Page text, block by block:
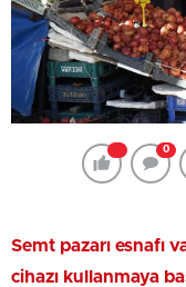
0
Semt pazarı esnafı
cihazı kullanmaya